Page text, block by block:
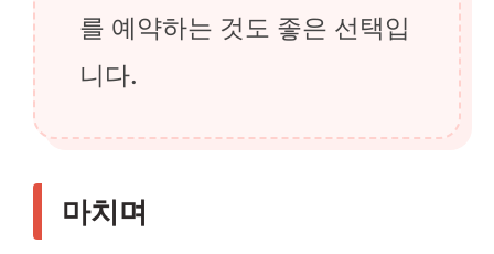
를 예약하는 것도 좋은 선택입
니다.
마치며